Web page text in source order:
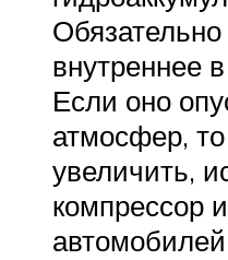
внутреннее
Если оно
атмосфер,
увеличить,
компрессор